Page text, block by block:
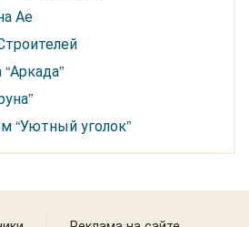
Ае
“Уютный уголок”